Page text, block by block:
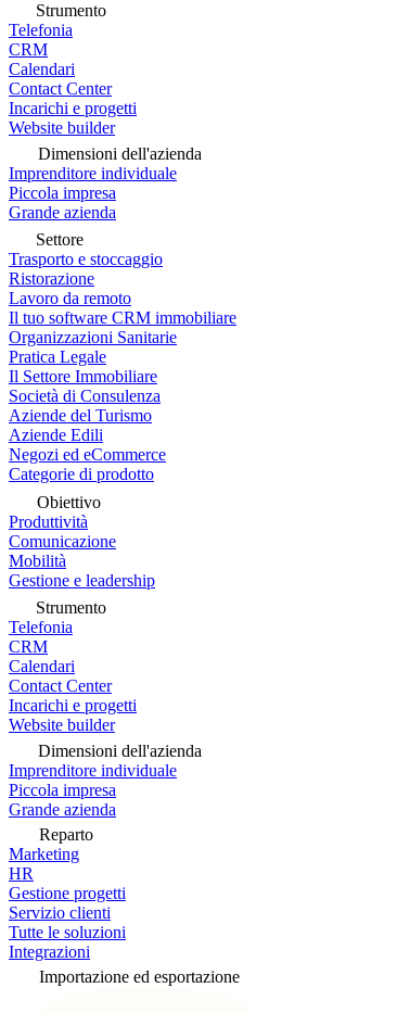
Strumento
Telefonia
CRM
Calendari
Contact Center
Incarichi e progetti
Website builder
Dimensioni dell'azienda
Imprenditore individuale
Piccola impresa
Grande azienda
Settore
Trasporto e stoccaggio
Ristorazione
Lavoro da remoto
Il tuo software CRM immobiliare
Organizzazioni Sanitarie
Pratica Legale
Il Settore Immobiliare
Società di Consulenza
Aziende del Turismo
Aziende Edili
Negozi ed eCommerce
Categorie di prodotto
Obiettivo
Produttività
Comunicazione
Mobilità
Gestione e leadership
Strumento
Telefonia
CRM
Calendari
Contact Center
Incarichi e progetti
Website builder
Dimensioni dell'azienda
Imprenditore individuale
Piccola impresa
Grande azienda
Reparto
Marketing
HR
Gestione progetti
Servizio clienti
Tutte le soluzioni
Integrazioni
Importazione ed esportazione